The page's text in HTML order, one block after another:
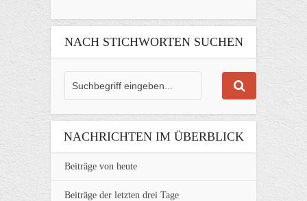
NACH STICHWORTEN SUCHEN
NACHRICHTEN IM ÜBERBLICK
Beiträge von heute
Beiträge der letzten drei Tage